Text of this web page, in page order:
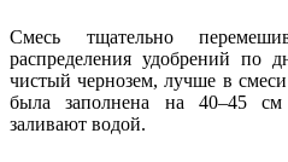
Смесь тщательно
распределения удобрений по
чистый чернозем, лучше в
была заполнена на 40–45
заливают водой.